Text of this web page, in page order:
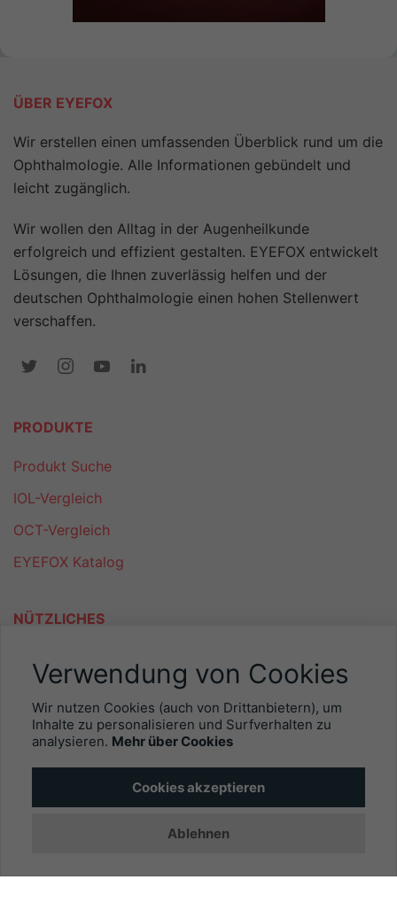
ÜBER EYEFOX
Wir erstellen einen umfassenden Überblick rund um die
Ophthalmologie. Alle Informationen gebündelt und
leicht zugänglich.
Wir wollen den Alltag in der Augenheilkunde
erfolgreich und effizient gestalten. EYEFOX entwickelt
Lösungen, die Ihnen zuverlässig helfen und der
deutschen Ophthalmologie einen hohen Stellenwert
verschaffen.
PRODUKTE
Produkt Suche
IOL-Vergleich
OCT-Vergleich
EYEFOX Katalog
NÜTZLICHES
Newsletter
Personalgewinnung mit EYEFOX
Kontakt
Verwendung von Cookies
Wir nutzen Cookies (auch von Drittanbietern), um
Inhalte zu personalisieren und Surfverhalten zu
analysieren. Mehr über Cookies
Cookies akzeptieren
Ablehnen